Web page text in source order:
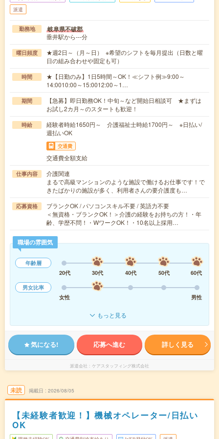
派遣
勤務地 岐阜県不破郡
垂井駅から---分
曜日頻度
★週2日～（月～日） ※希望のシフトを毎月提出（日数と曜
日の組み合わせや固定も可）
時間
★【日勤のみ】1日5時間～OK！≪シフト例≫9:00～
14:0010:00～15:0012:00～1…
期間
【急募】即日勤務OK！中旬～など開始日相談可 ★まずは
お試し2カ月～のスタートも歓迎！
時給
経験者時給1650円～ 介護福祉士時給1700円～ ※日払い/
週払いOK
交通費
交通費全額支給
仕事内容
介護関連
まるで高級マンションのような施設で働けるお仕事です！で
きたばかりの施設が多く、利用者さんの要介護度も…
応募資格
ブランクOK / パソコンスキル不要 / 英語力不要
＜無資格・ブランクOK！＞介護の経験をお持ちの方！・年
齢、学歴不問！・WワークOK！・10名以上採用…
職場の雰囲気
年齢層
20代
30代 40代 50代
60代
男女比率
女性
男性
もっと見る
気になる! 応募へ進む 詳しく見る
派遣会社 ケアスタッフィング株式会社
未読 掲載日 2026/08/05
【未経験者歓迎！】機械オペレーター/日払い
OK